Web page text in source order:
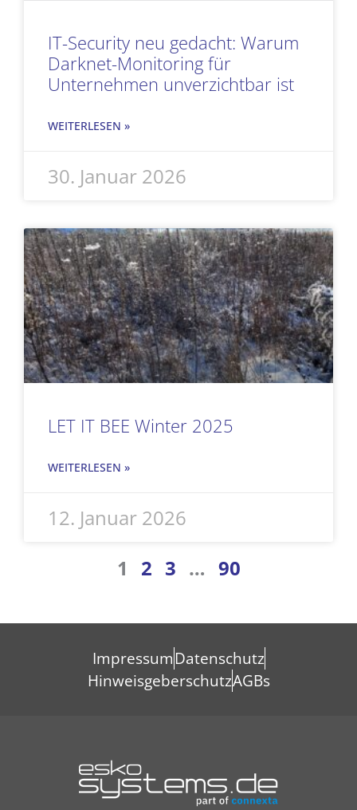
IT-Security neu gedacht: Warum
Darknet-Monitoring für
Unternehmen unverzichtbar ist
WEITERLESEN »
30. Januar 2026
LET IT BEE Winter 2025
WEITERLESEN »
12. Januar 2026
1 2 3 … 90
ImpressumDatenschutz
HinweisgeberschutzAGBs